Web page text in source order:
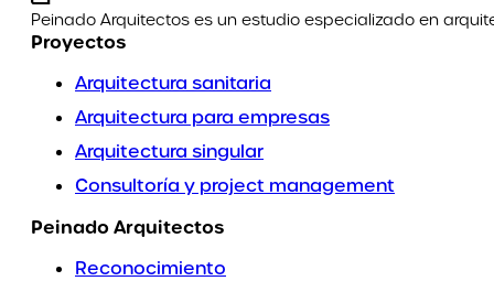
Peinado Arquitectos es un estudio especializado en
Proyectos
Arquitectura sanitaria
Arquitectura para empresas
Arquitectura singular
Consultoría y project management
Peinado Arquitectos
Reconocimiento